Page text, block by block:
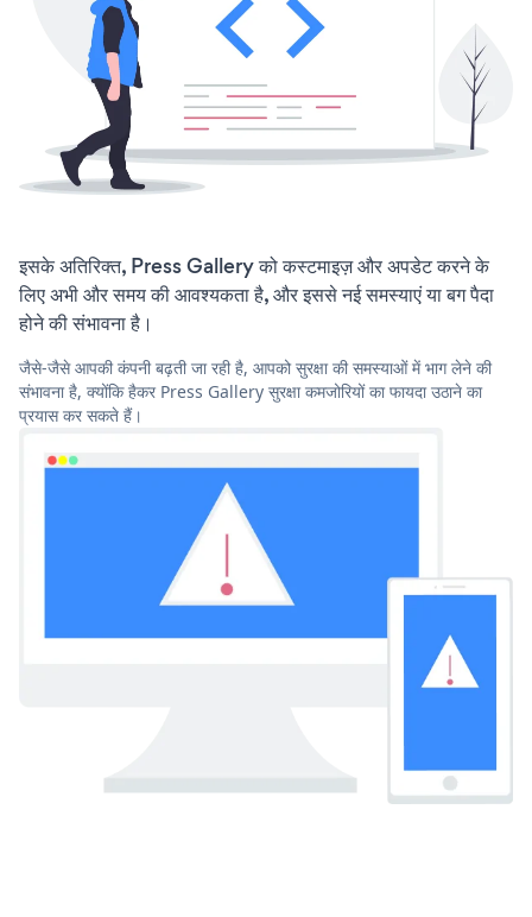
इसके अतिरिक्त, Press Gallery को कस्टमाइज़ और अपडेट करने के
लिए अभी और समय की आवश्यकता है, और इससे नई समस्याएं या बग पैदा
होने की संभावना है।
जैसे-जैसे आपकी कंपनी बढ़ती जा रही है, आपको सुरक्षा की समस्याओं में भाग लेने की
संभावना है, क्योंकि हैकर Press Gallery सुरक्षा कमजोरियों का फायदा उठाने का
प्रयास कर सकते हैं।